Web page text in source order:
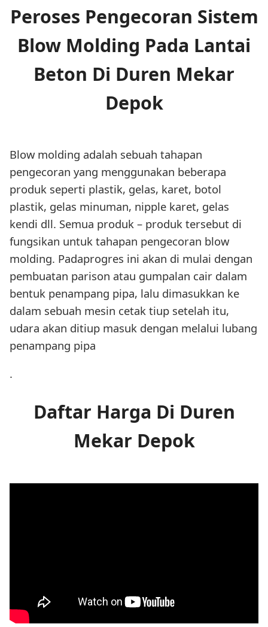
Peroses Pengecoran Sistem
Blow Molding Pada Lantai
Beton Di Duren Mekar
Depok
Blow molding adalah sebuah tahapan
pengecoran yang menggunakan beberapa
produk seperti plastik, gelas, karet, botol
plastik, gelas minuman, nipple karet, gelas
kendi dll. Semua produk – produk tersebut di
fungsikan untuk tahapan pengecoran blow
molding. Padaprogres ini akan di mulai dengan
pembuatan parison atau gumpalan cair dalam
bentuk penampang pipa, lalu dimasukkan ke
dalam sebuah mesin cetak tiup setelah itu,
udara akan ditiup masuk dengan melalui lubang
penampang pipa
.
Daftar Harga Di Duren
Mekar Depok